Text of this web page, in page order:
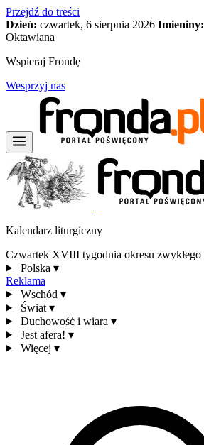
Przejdź do treści
Dzień: czwartek, 6 sierpnia 2026 Imieniny:
Oktawiana
Wspieraj Frondę
Wesprzyj nas
Kalendarz liturgiczny
Czwartek XVIII tygodnia okresu zwykłego
Polska ▾
Reklama
Wschód ▾
Świat ▾
Duchowość i wiara ▾
Jest afera! ▾
Więcej ▾